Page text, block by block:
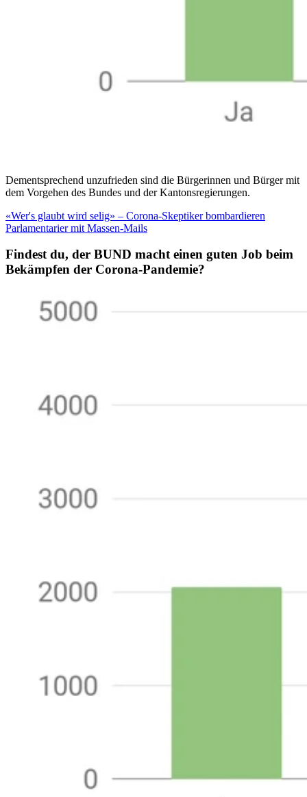
Dementsprechend unzufrieden sind die Bürgerinnen und Bürger mit
dem Vorgehen des Bundes und der Kantonsregierungen.
«Wer's glaubt wird selig» – Corona-Skeptiker bombardieren
Parlamentarier mit Massen-Mails
Findest du, der BUND macht einen guten Job beim
Bekämpfen der Corona-Pandemie?